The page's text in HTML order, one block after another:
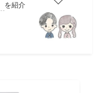
を紹介